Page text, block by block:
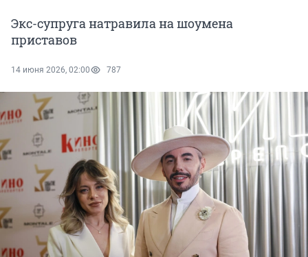
Экс-супруга натравила на шоумена
приставов
14 июня 2026, 02:00 787